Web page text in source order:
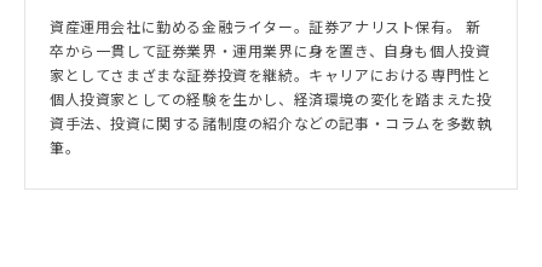
資産運用会社に勤める金融ライター。証券アナリスト保有。 新
卒から一貫して証券業界・運用業界に身を置き、自身も個人投資
家としてさまざまな証券投資を継続。キャリアにおける専門性と
個人投資家としての経験を生かし、経済環境の変化を踏まえた投
資手法、投資に関する諸制度の紹介などの記事・コラムを多数執
筆。